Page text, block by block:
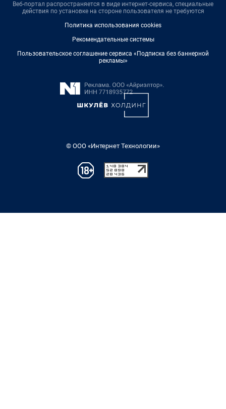
Веб-портал распространяется в виде интернет-сервиса, специальные
действия по установке на стороне пользователя не требуются
Политика использования cookies
Рекомендательные системы
Пользовательское соглашение сервиса «Подписка без баннерной
рекламы»
© ООО «Интернет Технологии»